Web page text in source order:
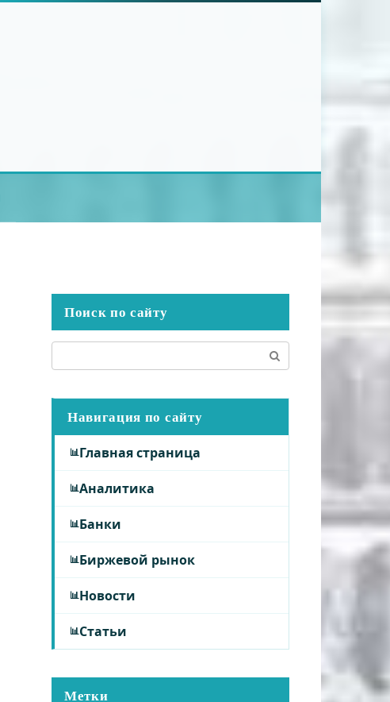
Поиск по сайту
Навигация по сайту
Главная страница
Аналитика
Банки
Биржевой рынок
Новости
Статьи
Метки